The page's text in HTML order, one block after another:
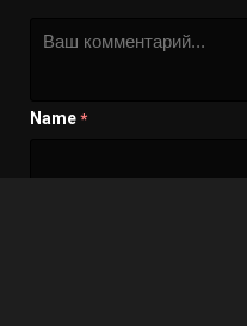
Name *